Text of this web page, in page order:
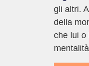
gli altri.
della
che lui o